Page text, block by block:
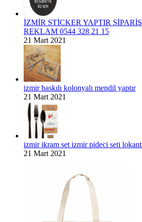
İZMİR STİCKER YAPTIR
REKLAM 0544 328 21 15
21 Mart 2021
izmir baskılı kolonyalı mendil yaptır
21 Mart 2021
izmir ikram set izmir pideci seti
21 Mart 2021